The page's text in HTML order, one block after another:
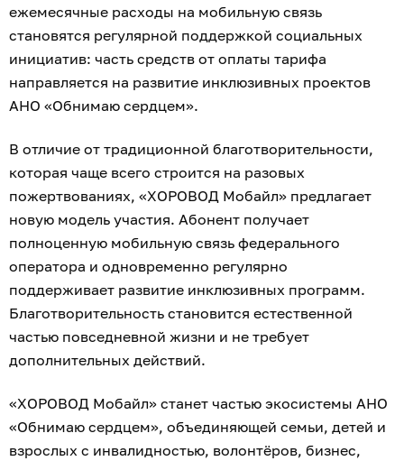
ежемесячные расходы на мобильную связь
становятся регулярной поддержкой социальных
инициатив: часть средств от оплаты тарифа
направляется на развитие инклюзивных проектов
АНО «Обнимаю сердцем».
В отличие от традиционной благотворительности,
которая чаще всего строится на разовых
пожертвованиях, «ХОРОВОД Мобайл» предлагает
новую модель участия. Абонент получает
полноценную мобильную связь федерального
оператора и одновременно регулярно
поддерживает развитие инклюзивных программ.
Благотворительность становится естественной
частью повседневной жизни и не требует
дополнительных действий.
«ХОРОВОД Мобайл» станет частью экосистемы АНО
«Обнимаю сердцем», объединяющей семьи, детей и
взрослых с инвалидностью, волонтёров, бизнес,